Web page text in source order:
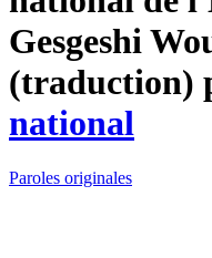
Gesgeshi
(traduction)
national
Paroles originales